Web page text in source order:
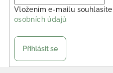
Vložením e-mailu
osobních údajů
Přihlásit se